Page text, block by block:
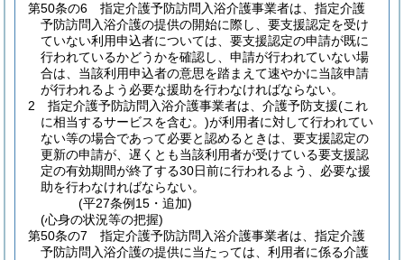
第50条の6
指定介護予防訪問入浴介護事業者は、指定介護
予防訪問入浴介護の提供の開始に際し、要支援認定を受け
ていない利用申込者については、要支援認定の申請が既に
行われているかどうかを確認し、申請が行われていない場
合は、当該利用申込者の意思を踏まえて速やかに当該申請
が行われるよう必要な援助を行わなければならない。
2
指定介護予防訪問入浴介護事業者は、介護予防支援(これ
に相当するサービスを含む。)が利用者に対して行われてい
ない等の場合であって必要と認めるときは、要支援認定の
更新の申請が、遅くとも当該利用者が受けている要支援認
定の有効期間が終了する30日前に行われるよう、必要な援
助を行わなければならない。
(平27条例15・追加)
(心身の状況等の把握)
第50条の7
指定介護予防訪問入浴介護事業者は、指定介護
予防訪問入浴介護の提供に当たっては、利用者に係る介護